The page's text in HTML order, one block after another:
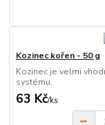
Kozinec kořen - 50 g
Kozinec je velmi
systému.
63 Kč/ks